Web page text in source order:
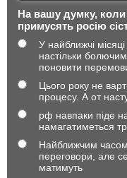
На вашу думку, коли
примусять росію
У найближчі
настільки
поновити
Цього року не
процесу. А от
рф навпаки піде
намагатиметься
Найближчим
переговори, але
матимуть